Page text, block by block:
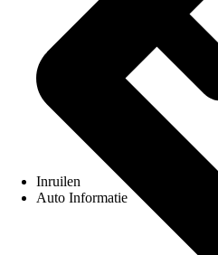
Inruilen
Auto Informatie